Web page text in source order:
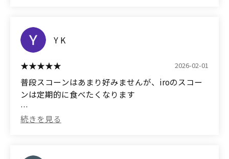
Y K
2026-02-01
普段スコーンはあまり好みませんが、iroのスコー
ンは定期的に食べたくなります
(Translated by Google)